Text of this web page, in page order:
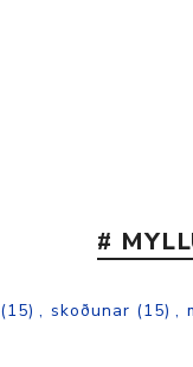
#
(15) , skoðunar (15) ,